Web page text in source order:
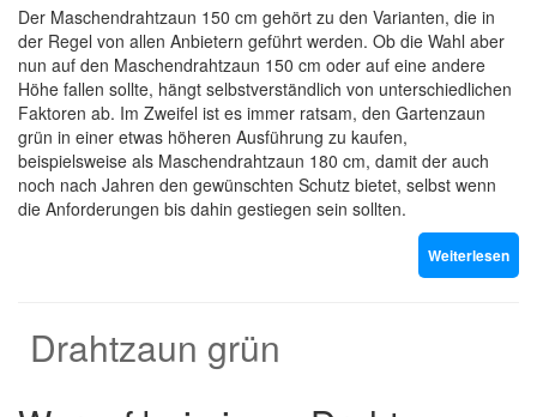
Der Maschendrahtzaun 150 cm gehört zu den Varianten, die in
der Regel von allen Anbietern geführt werden. Ob die Wahl aber
nun auf den Maschendrahtzaun 150 cm oder auf eine andere
Höhe fallen sollte, hängt selbstverständlich von unterschiedlichen
Faktoren ab. Im Zweifel ist es immer ratsam, den Gartenzaun
grün in einer etwas höheren Ausführung zu kaufen,
beispielsweise als Maschendrahtzaun 180 cm, damit der auch
noch nach Jahren den gewünschten Schutz bietet, selbst wenn
die Anforderungen bis dahin gestiegen sein sollten.
Weiterlesen
Drahtzaun grün